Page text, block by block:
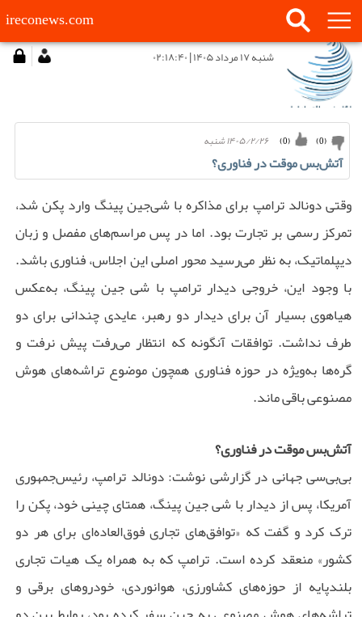
ireconews.com
شنبه ۱۷ مرداد ۱۴۰۵ | ۰۲:۱۸:۴۰
۱۴۰۵/۲/۲۶ شنبه (
0
) (
0
)
آتش‌بس موقت در فناوری؟
وقتی دونالد ترامپ برای مذاکره با شی‌جین پینگ وارد پکن شد،
تمرکز رسمی بر تجارت بود. اما در پس مراسم‌های مفصل و زبان
دیپلماتیک، به نظر می‌رسید محور اصلی این اجلاس، فناوری باشد.
با وجود این، خروجی دیدار ترامپ با شی جین پینگ، به‌عکس
هیاهوی بسیار آن برای دیدار دو رهبر، عایدی چندانی برای دو
طرف نداشت. توافقات آنگونه که انتظار می‌رفت پیش نرفت و
گره‌ها به‌ویژه در حوزه فناوری همچون موضوع تراشه‌های هوش
مصنوعی باقی ماند.
آتش‌بس موقت در فناوری؟
بی‌بی‌سی جهانی در گزارشی نوشت: دونالد ترامپ، رئیس‌جمهوری
آمریکا، پس از دیدار با شی جین پینگ، همتای چینی خود، پکن را
ترک کرد و گفت که «توافق‌های تجاری فوق‌العاده‌ای برای هر دو
کشور» منعقد کرده است. ترامپ که به همراه یک هیات تجاری
بلندپایه از حوزه‌های کشاورزی، هوانوردی، خودروهای برقی و